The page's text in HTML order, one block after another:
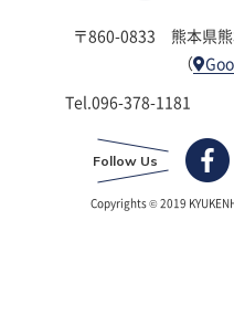
〒860-0833 熊本県
（
Tel.096-378-1181
Follow Us
Copyrights © 2019